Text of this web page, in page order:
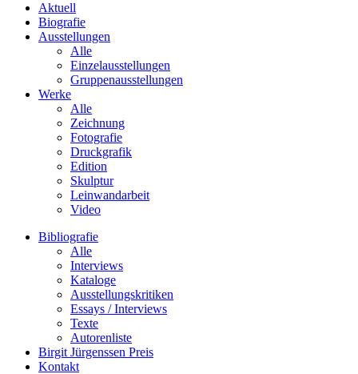
Aktuell
Biografie
Ausstellungen
Alle
Einzelausstellungen
Gruppenausstellungen
Werke
Alle
Zeichnung
Fotografie
Druckgrafik
Edition
Skulptur
Leinwandarbeit
Video
Bibliografie
Alle
Interviews
Kataloge
Ausstellungskritiken
Essays / Interviews
Texte
Autorenliste
Birgit Jürgenssen Preis
Kontakt